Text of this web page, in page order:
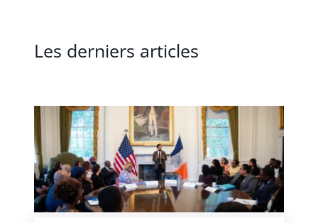
Les derniers articles